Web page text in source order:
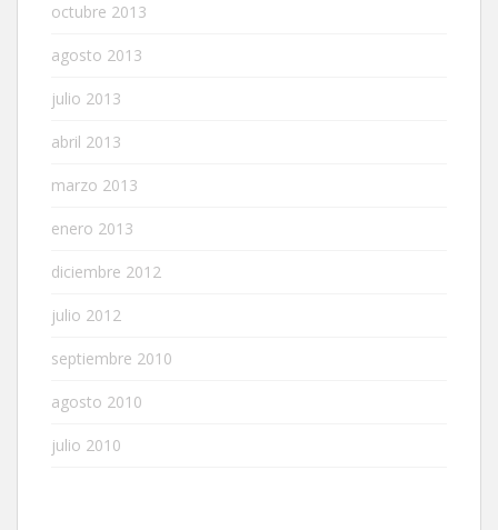
octubre 2013
agosto 2013
julio 2013
abril 2013
marzo 2013
enero 2013
diciembre 2012
julio 2012
septiembre 2010
agosto 2010
julio 2010